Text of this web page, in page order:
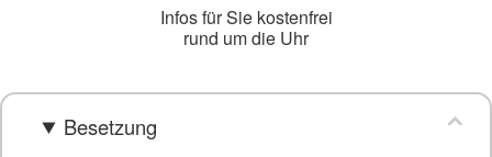
Infos für Sie kostenfrei
rund um die Uhr
Besetzung